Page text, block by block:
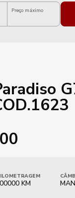
Preço máximo
KM